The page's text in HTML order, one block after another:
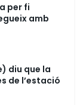
per fi
amb
diu que la
de l’estació